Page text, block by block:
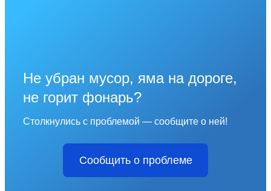
Не убран мусор, яма на дороге,
не горит фонарь?
Столкнулись с проблемой — сообщите о ней!
Сообщить о проблеме